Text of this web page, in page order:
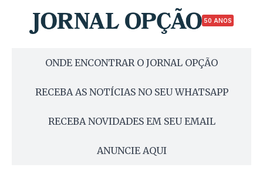
50 ANOS
ONDE ENCONTRAR O JORNAL OPÇÃO
RECEBA AS NOTÍCIAS NO SEU WHATSAPP
RECEBA NOVIDADES EM SEU EMAIL
ANUNCIE AQUI